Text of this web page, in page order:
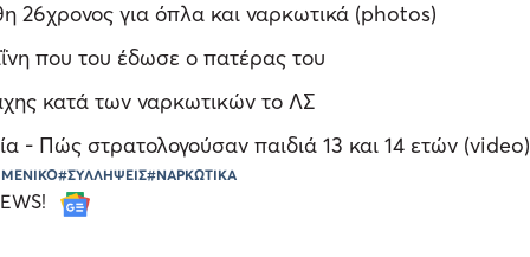
26χρονος για όπλα και ναρκωτικά (photos)
που του έδωσε ο πατέρας του
κατά των ναρκωτικών το ΛΣ
- Πώς στρατολογούσαν παιδιά 13 και 14 ετών (video)
#ΣΥΛΛΗΨΕΙΣ#ΝΑΡΚΩΤΙΚΑ